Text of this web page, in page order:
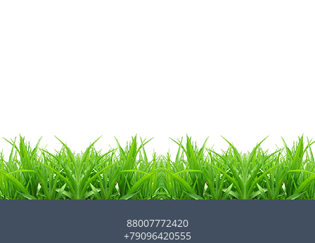
88007772420
+79096420555